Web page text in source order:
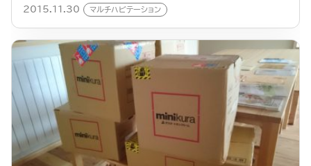
2015.11.30 マルチハビテーション